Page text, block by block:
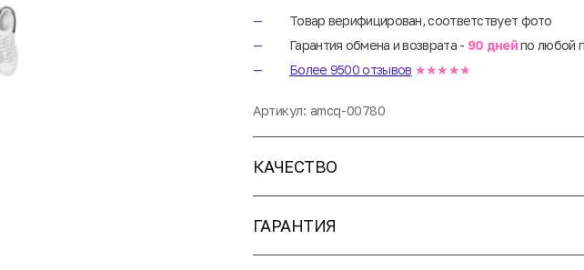
Товар верифицирован, соответствует фото
Гарантия обмена и возврата - 90 днейпо любой
Более 9500 отзывов ★★★★★
Артикул: amcq-00780
КАЧЕСТВО
ГАРАНТИЯ